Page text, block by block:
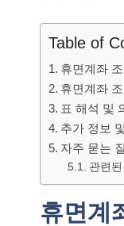
Table of
휴면계좌
휴면계좌
표 해석 및
추가 정보
자주 묻는
관련
휴면계